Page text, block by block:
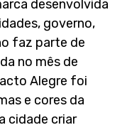
desenvolvida
governo,
faz parte de
no mês de
Alegre foi
e cores da
cidade criar